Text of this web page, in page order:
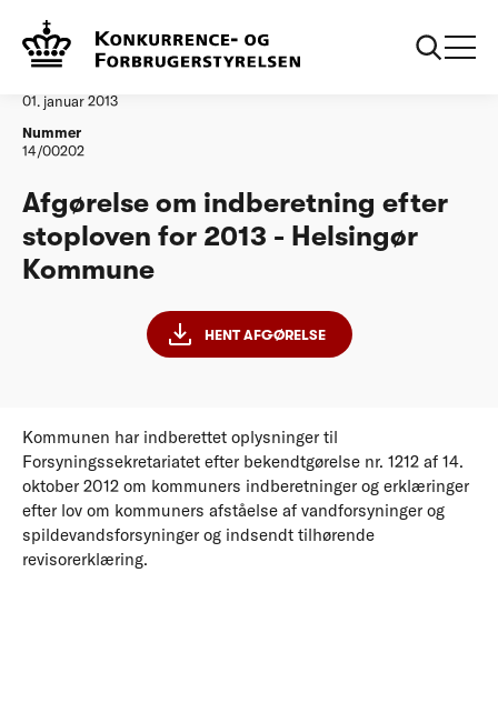
Vandtilsyn
01. januar 2013
Nummer
14/00202
Afgørelse om indberetning efter
stoploven for 2013 - Helsingør
Kommune
HENT AFGØRELSE
Kommunen har indberettet oplysninger til
Forsyningssekretariatet efter bekendtgørelse nr. 1212 af 14.
oktober 2012 om kommuners indberetninger og erklæringer
efter lov om kommuners afståelse af vandforsyninger og
spildevandsforsyninger og indsendt tilhørende
revisorerklæring.